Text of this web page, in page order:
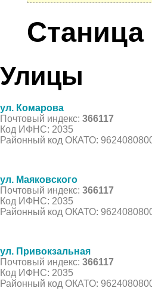
Станица
Улицы
ул. Комарова
Почтовый индекс: 366117
Код ИФНС: 2035
Районный код ОКАТО:
ул. Маяковского
Почтовый индекс: 366117
Код ИФНС: 2035
Районный код ОКАТО:
ул. Привокзальная
Почтовый индекс: 366117
Код ИФНС: 2035
Районный код ОКАТО: